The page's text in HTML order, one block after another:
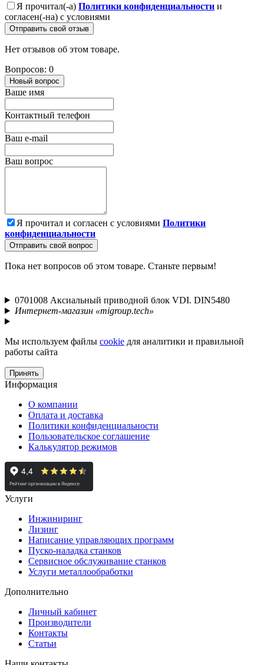
Я прочитал(-а) Политики конфиденциальности и
согласен(-на) с условиями
Отправить свой отзыв
Нет отзывов об этом товаре.
Вопросов: 0
Новый вопрос
Ваше имя
Контактный телефон
Ваш e-mail
Ваш вопрос
Я прочитал и согласен с условиями Политики
конфиденциальности
Отправить свой вопрос
Пока нет вопросов об этом товаре. Станьте первым!
0701008 Аксиальный приводной блок VDI. DIN5480
Интернет-магазин «migroup.tech»
Мы используем файлы cookie для аналитики и правильной
работы сайта
Принять
Информация
О компании
Оплата и доставка
Политики конфиденциальности
Пользовательское соглашение
Калькулятор режимов
Услуги
Инжиниринг
Лизинг
Написание управляющих программ
Пуско-наладка станков
Сервисное обслуживание станков
Услуги металлообработки
Дополнительно
Личный кабинет
Производители
Контакты
Статьи